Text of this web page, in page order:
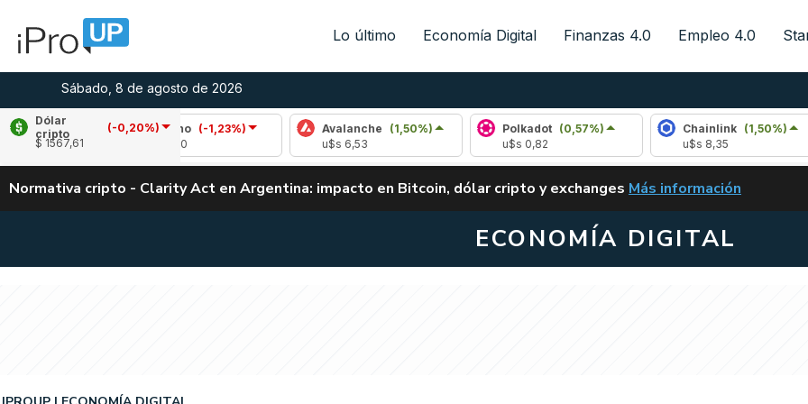
Lo último Economía Digital Finanzas 4.0 Empleo 4.0
Sábado, 8 de agosto de 2026
Dólar
cripto
(-0,20%)
$ 1567,61
Cardano
(-1,23%)
u$s 0,20
Avalanche
(1,50%)
Polkadot
(0,57%)
Chainlink
(1,50%)
Normativa cripto - Clarity Act en Argentina: impacto en Bitcoin, dólar cripto y exchanges CLARITY ACT EN
Más información
ECONOMÍA DIGITAL